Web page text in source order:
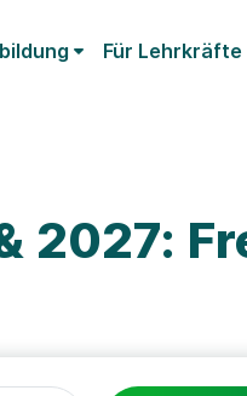
Für Lehrkräfte
2027: